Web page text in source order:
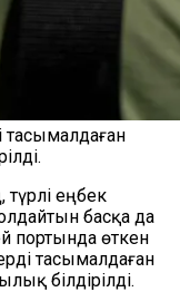
тасымалдаған
еңбек
басқа да
портында өткен
тасымалдаған
білдірілді.